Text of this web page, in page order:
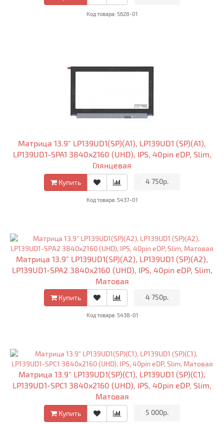
Код товара: 5628-01
Матрица 13.9" LP139UD1(SP)(A1), LP139UD1 (SP)(A1),
LP139UD1-SPA1 3840x2160 (UHD), IPS, 40pin eDP, Slim,
Глянцевая
Купить 4 750р.
Код товара: 5437-01
Матрица 13.9" LP139UD1(SP)(A2), LP139UD1 (SP)(A2),
LP139UD1-SPA2 3840x2160 (UHD), IPS, 40pin eDP, Slim,
Матовая
Купить 4 750р.
Код товара: 5438-01
Матрица 13.9" LP139UD1(SP)(C1), LP139UD1 (SP)(C1),
LP139UD1-SPC1 3840x2160 (UHD), IPS, 40pin eDP, Slim,
Матовая
Купить 5 000р.